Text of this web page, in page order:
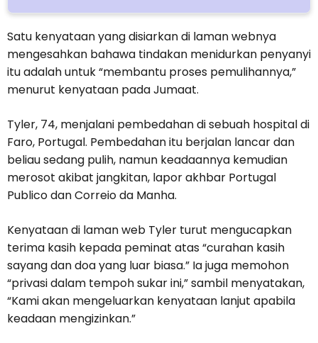
Satu kenyataan yang disiarkan di laman webnya
mengesahkan bahawa tindakan menidurkan penyanyi
itu adalah untuk “membantu proses pemulihannya,”
menurut kenyataan pada Jumaat.
Tyler, 74, menjalani pembedahan di sebuah hospital di
Faro, Portugal. Pembedahan itu berjalan lancar dan
beliau sedang pulih, namun keadaannya kemudian
merosot akibat jangkitan, lapor akhbar Portugal
Publico dan Correio da Manha.
Kenyataan di laman web Tyler turut mengucapkan
terima kasih kepada peminat atas “curahan kasih
sayang dan doa yang luar biasa.” Ia juga memohon
“privasi dalam tempoh sukar ini,” sambil menyatakan,
“Kami akan mengeluarkan kenyataan lanjut apabila
keadaan mengizinkan.”